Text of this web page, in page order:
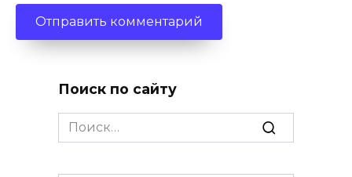
Поиск по сайту
Search
for: